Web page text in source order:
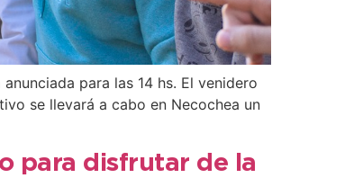
para las 14 hs. El venidero
se llevará a cabo en Necochea un
para disfrutar de la